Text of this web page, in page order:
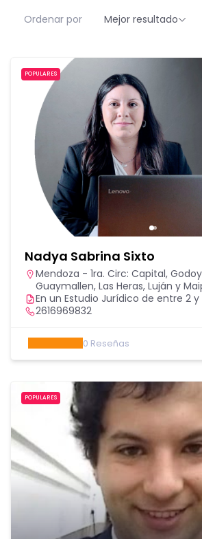
Ordenar por
Mejor resultado
POPULARES
Nadya Sabrina Sixto
Mendoza - 1ra. Circ: Capital,
Guaymallen, Las Heras, Luján y
En un Estudio Jurídico de entre 2 y
2616969832
0 Reseñas
POPULARES